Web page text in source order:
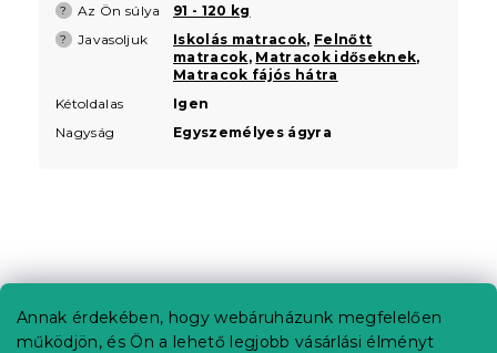
Annak érdekében, hogy webáruházunk megfelelően
működjön, és Ön a lehető legjobb vásárlási élményt
? Az Ön súlya 91 - 120 kg
? Javasoljuk Iskolás matracok, Felnőtt
matracok, Matracok időseknek,
Matracok fájós hátra
Kétoldalas
Igen
Nagyság
Egyszemélyes ágyra
á
Információ az Ön számára